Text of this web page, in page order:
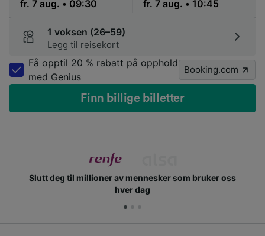
1 voksen (26–59)
Legg til reisekort
Få opptil 20 % rabatt på opphold
med Genius
Booking.com
Finn billige billetter
Slutt deg til millioner av mennesker som bruker oss
hver dag